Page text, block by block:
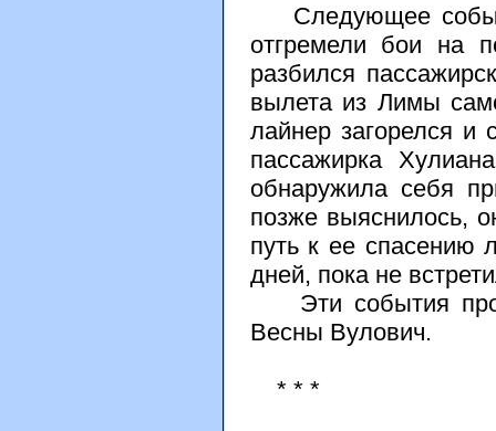
Следующее
отгремели бои на
разбился
вылета из Лимы
лайнер загорелся и
пассажирка
обнаружила себя
позже выяснилось,
путь к ее спасению
дней, пока не
Эти события
Весны Вулович.
* * *